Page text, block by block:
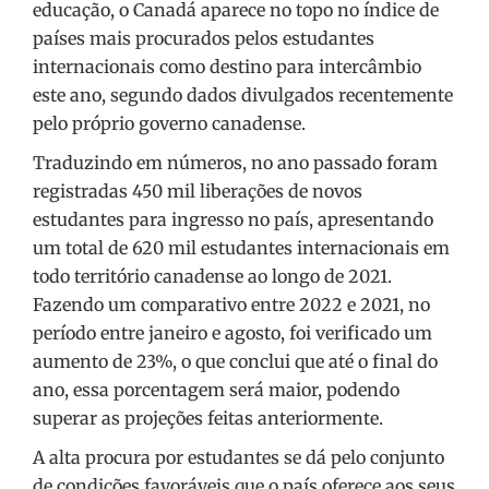
educação, o Canadá aparece no topo no índice de
países mais procurados pelos estudantes
internacionais como destino para intercâmbio
este ano, segundo dados divulgados recentemente
pelo próprio governo canadense.
Traduzindo em números, no ano passado foram
registradas 450 mil liberações de novos
estudantes para ingresso no país, apresentando
um total de 620 mil estudantes internacionais em
todo território canadense ao longo de 2021.
Fazendo um comparativo entre 2022 e 2021, no
período entre janeiro e agosto, foi verificado um
aumento de 23%, o que conclui que até o final do
ano, essa porcentagem será maior, podendo
superar as projeções feitas anteriormente.
A alta procura por estudantes se dá pelo conjunto